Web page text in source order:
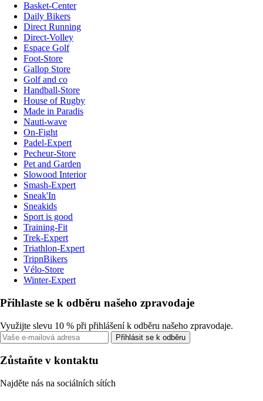
Basket-Center
Daily Bikers
Direct Running
Direct-Volley
Espace Golf
Foot-Store
Gallop Store
Golf and co
Handball-Store
House of Rugby
Made in Paradis
Nauti-wave
On-Fight
Padel-Expert
Pecheur-Store
Pet and Garden
Slowood Interior
Smash-Expert
Sneak'In
Sneakids
Sport is good
Training-Fit
Trek-Expert
Triathlon-Expert
TripnBikers
Vélo-Store
Winter-Expert
Přihlaste se k odběru našeho zpravodaje
Využijte slevu 10 % při přihlášení k odběru našeho zpravodaje.
Přihlásit se k odběru
Zůstaňte v kontaktu
Najděte nás na sociálních sítích